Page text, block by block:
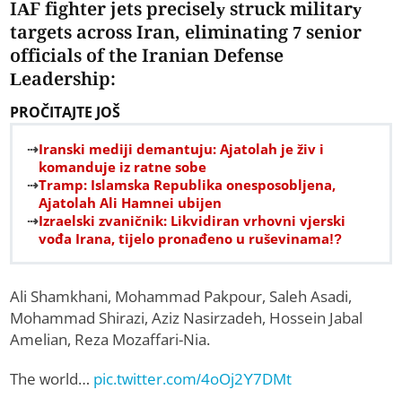
IAF fighter jets precisely struck military
targets across Iran, eliminating 7 senior
officials of the Iranian Defense
Leadership:
PROČITAJTE JOŠ
Iranski mediji demantuju: Ajatolah je živ i
komanduje iz ratne sobe
Tramp: Islamska Republika onesposobljena,
Ajatolah Ali Hamnei ubijen
Izraelski zvaničnik: Likvidiran vrhovni vjerski
vođa Irana, tijelo pronađeno u ruševinama!?
Ali Shamkhani, Mohammad Pakpour, Saleh Asadi,
Mohammad Shirazi, Aziz Nasirzadeh, Hossein Jabal
Amelian, Reza Mozaffari-Nia.
The world… pic.twitter.com/4oOj2Y7DMt